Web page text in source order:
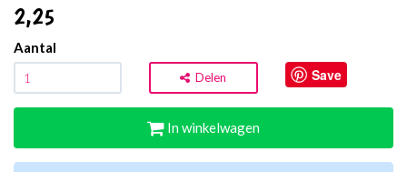
2,25
Aantal
Delen Save
In winkelwagen